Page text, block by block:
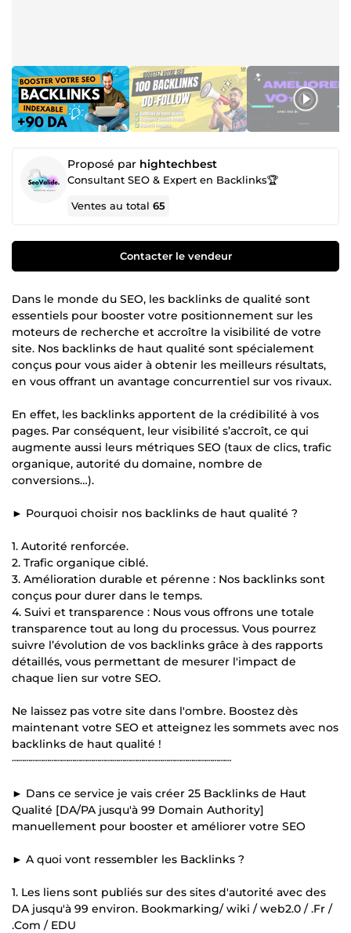
Proposé par hightechbest
Consultant SEO & Expert en Backlinks🏆
Ventes au total65
Contacter le vendeur
Dans le monde du SEO, les backlinks de qualité sont
essentiels pour booster votre positionnement sur les
moteurs de recherche et accroître la visibilité de votre
site. Nos backlinks de haut qualité sont spécialement
conçus pour vous aider à obtenir les meilleurs résultats,
en vous offrant un avantage concurrentiel sur vos rivaux.
En effet, les backlinks apportent de la crédibilité à vos
pages. Par conséquent, leur visibilité s’accroît, ce qui
augmente aussi leurs métriques SEO (taux de clics, trafic
organique, autorité du domaine, nombre de
conversions…).
► Pourquoi choisir nos backlinks de haut qualité ?
1. Autorité renforcée.
2. Trafic organique ciblé.
3. Amélioration durable et pérenne : Nos backlinks sont
conçus pour durer dans le temps.
4. Suivi et transparence : Nous vous offrons une totale
transparence tout au long du processus. Vous pourrez
suivre l’évolution de vos backlinks grâce à des rapports
détaillés, vous permettant de mesurer l'impact de
chaque lien sur votre SEO.
Ne laissez pas votre site dans l'ombre. Boostez dès
maintenant votre SEO et atteignez les sommets avec nos
backlinks de haut qualité !
┄┄┄┄┄┄┄┄┄┄┄┄┄┄┄┄┄┄┄┄┄┄┄┄┄┄┄┄┄┄┄┄┄┄┄
► Dans ce service je vais créer 25 Backlinks de Haut
Qualité [DA/PA jusqu'à 99 Domain Authority]
manuellement pour booster et améliorer votre SEO
► A quoi vont ressembler les Backlinks ?
1. Les liens sont publiés sur des sites d'autorité avec des
DA jusqu'à 99 environ. Bookmarking/ wiki / web2.0 / .Fr /
.Com / EDU